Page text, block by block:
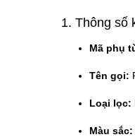
1. Thông số
Mã phụ
Tên gọi:
Loại lọc:
Màu sắc: